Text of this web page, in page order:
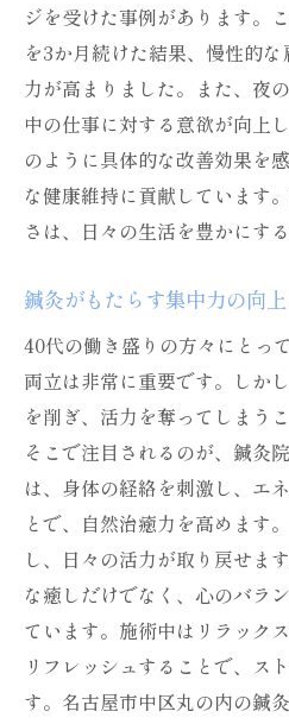
ジを受けた事例があります。
を3か月続けた結果、慢性的
力が高まりました。また、夜
中の仕事に対する意欲が向上
のように具体的な改善効果を
な健康維持に貢献しています
さは、日々の生活を豊かにす
鍼灸がもたらす集中力の向
40代の働き盛りの方々にとっ
両立は非常に重要です。しか
を削ぎ、活力を奪ってしまう
そこで注目されるのが、鍼灸
は、身体の経絡を刺激し、エ
とで、自然治癒力を高めます
し、日々の活力が取り戻せま
な癒しだけでなく、心のバラ
ています。施術中はリラック
リフレッシュすることで、ス
す。名古屋市中区丸の内の鍼